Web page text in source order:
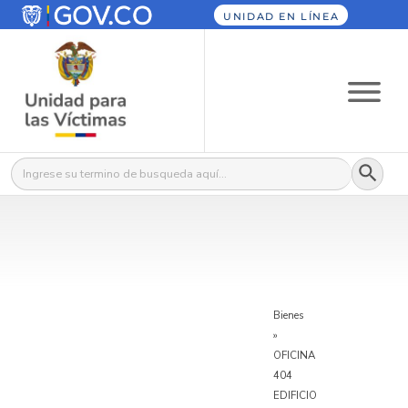
UNIDAD EN LÍNEA
Buscar: Botón
Bienes
»
OFICINA
404
EDIFICIO